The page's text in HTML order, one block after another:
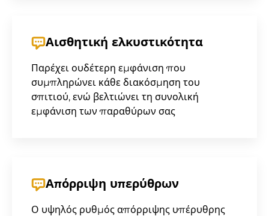
Αισθητική ελκυστικότητα
Παρέχει ουδέτερη εμφάνιση που
συμπληρώνει κάθε διακόσμηση του
σπιτιού, ενώ βελτιώνει τη συνολική
εμφάνιση των παραθύρων σας
Απόρριψη υπερύθρων
Ο υψηλός ρυθμός απόρριψης υπέρυθρης